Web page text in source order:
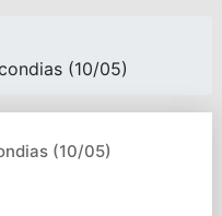
(10/05)
(10/05)